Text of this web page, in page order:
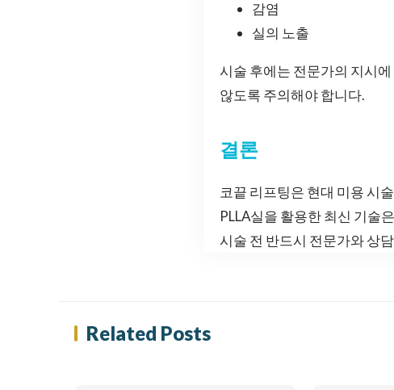
감염
실의 노출
시술 후에는 전문가의 지시
않도록 주의해야 합니다.
결론
코끝 리프팅은 현대 미용 시
PLLA실을 활용한 최신 기술
시술 전 반드시 전문가와 상
Related Posts